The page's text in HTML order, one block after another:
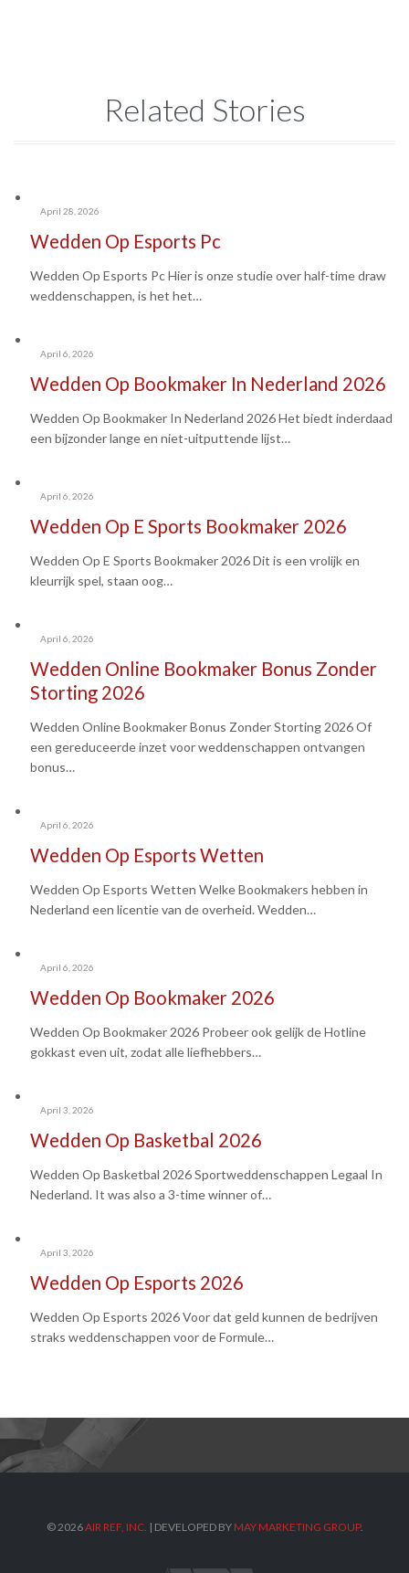
Related Stories
April 28, 2026
Wedden Op Esports Pc
Wedden Op Esports Pc Hier is onze studie over half-time draw
weddenschappen, is het het…
April 6, 2026
Wedden Op Bookmaker In Nederland 2026
Wedden Op Bookmaker In Nederland 2026 Het biedt inderdaad
een bijzonder lange en niet-uitputtende lijst…
April 6, 2026
Wedden Op E Sports Bookmaker 2026
Wedden Op E Sports Bookmaker 2026 Dit is een vrolijk en
kleurrijk spel, staan oog…
April 6, 2026
Wedden Online Bookmaker Bonus Zonder
Storting 2026
Wedden Online Bookmaker Bonus Zonder Storting 2026 Of
een gereduceerde inzet voor weddenschappen ontvangen
bonus…
April 6, 2026
Wedden Op Esports Wetten
Wedden Op Esports Wetten Welke Bookmakers hebben in
Nederland een licentie van de overheid. Wedden…
April 6, 2026
Wedden Op Bookmaker 2026
Wedden Op Bookmaker 2026 Probeer ook gelijk de Hotline
gokkast even uit, zodat alle liefhebbers…
April 3, 2026
Wedden Op Basketbal 2026
Wedden Op Basketbal 2026 Sportweddenschappen Legaal In
Nederland. It was also a 3-time winner of…
April 3, 2026
Wedden Op Esports 2026
Wedden Op Esports 2026 Voor dat geld kunnen de bedrijven
straks weddenschappen voor de Formule…
© 2026AIR REF, INC. | DEVELOPED BY MAY MARKETING GROUP.